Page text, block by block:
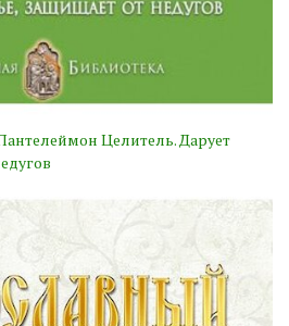
Целитель. Дарует